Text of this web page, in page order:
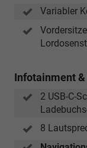
Variabler
Infotainment
2 USB-C-
8